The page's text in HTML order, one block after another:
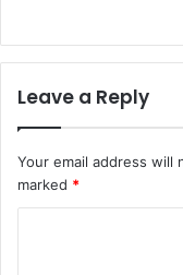
Leave a Reply
Your email address will
marked *